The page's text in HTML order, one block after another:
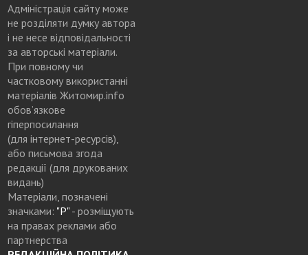
Адміністрація сайту може
не розділяти думку автора
і не несе відповідальності
за авторські матеріали.
При повному чи
частковому використанні
матеріалів Житомир.info
обов’язкове
гіперпосилання
(для інтернет-ресурсів),
або письмова згода
редакції (для друкованих
видань)
Матеріали, позначені
значками: "Р"- розміщують
на правах реклами або
партнерства